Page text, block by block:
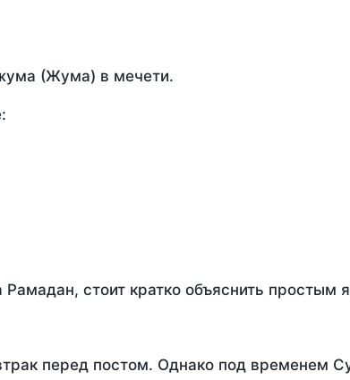
(Жума) в мечети.
стоит кратко объяснить простым
перед постом. Однако под временем